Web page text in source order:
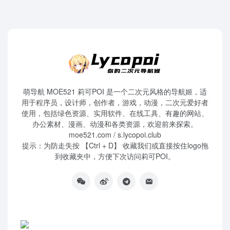
萌导航 MOE521 莉可POI 是一个二次元风格的导航姬，适
用于程序员，设计师，创作者，游戏，动漫，二次元爱好者
使用，包括绿色资源、实用软件、在线工具、有趣的网站、
办公素材、漫画、动漫和各类资源，欢迎前来探索。
moe521.com / s.lycopoi.club
提示：为防走失按 【Ctrl + D】 收藏我们或直接按住logo拖
到收藏夹中，方便下次访问莉可POI。